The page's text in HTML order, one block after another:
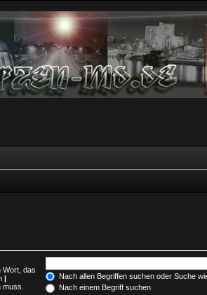
Wort, das
|
Nach allen Begriffen suchen oder Suche
Nach einem Begriff suchen